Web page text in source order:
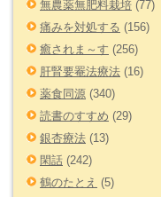
無農薬無肥料栽培 (77)
痛みを対処する (156)
癒されま～す (256)
肝腎要罨法療法 (16)
薬食同源 (340)
読書のすすめ (29)
銀杏療法 (13)
閑話 (242)
鶴のたとえ (5)